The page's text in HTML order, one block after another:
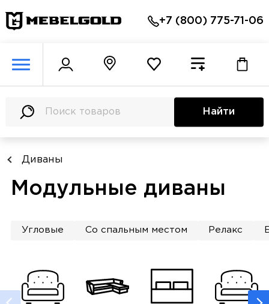
+7 (800) 775-71-06
Найти
Диваны
Модульные диваны
Угловые Со спальным местом Релакс